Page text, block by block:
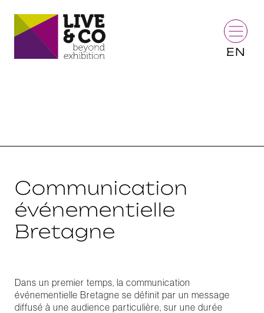
EN
Communication
événementielle
Bretagne
Dans un premier temps, la communication
événementielle Bretagne se définit par un message
diffusé à une audience particulière, sur une durée